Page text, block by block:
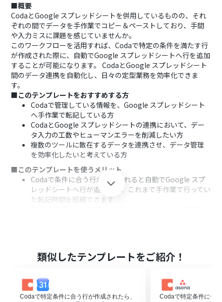
■概要
CodaとGoogle スプレッドシートを併用しているものの、それ
ぞれの間でデータを手作業でコピー＆ペーストしており、手間
や入力ミスに課題を感じていませんか。
このワークフローを活用すれば、Codaで特定の条件を満たす行
が作成された際に、自動でGoogle スプレッドシートへ行を追加
することが可能になります。 CodaとGoogle スプレッドシート
間のデータ連携を自動化し、日々の定型業務を効率化できま
す。
■このテンプレートをおすすめする方
Codaで管理している情報を、Google スプレッドシート
へ手作業で転記している方
CodaとGoogle スプレッドシートの連携において、デー
タ入力の工数やヒューマンエラーを削減したい方
複数のツールに散在するデータを連携させ、データ管理
を効率化したいと考えている方
■このテンプレートを使うメリット
Codaで条件に合う行が作成されると自動でGoogle スプ
レッドシートへ行が追加され、これまで手作業で行ってい
た転記時間を短縮できます
はじめに、CodaとGoogle スプレッドシートをYoomと連
携します
されたら」というアクションを設定します
次に、オペレーションで分岐機能を設定し、特定の条件
類似したテンプレートをご紹介！
Codaで特定条件に合う行が作成されたら、
Codaで特定条件に合